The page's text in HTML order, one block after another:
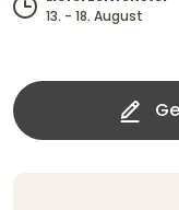
13. - 18. August